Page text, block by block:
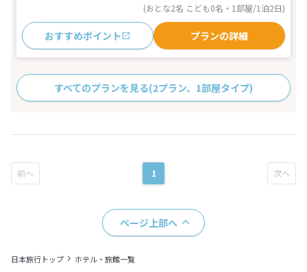
(おとな2名 こども0名・1部屋/1泊2日)
おすすめポイント プランの詳細
すべてのプランを見る(2プラン、1部屋タイプ)
1
ページ上部へ
日本旅行トップ ホテル・旅館一覧